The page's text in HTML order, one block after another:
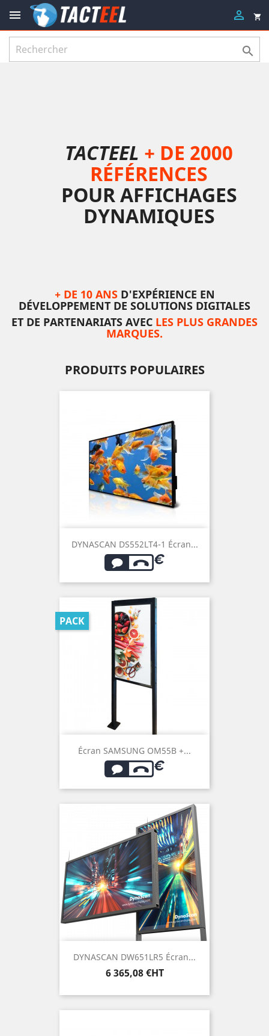
 shopping_cart


TACTEEL + DE 2000
RÉFÉRENCES
POUR AFFICHAGES
DYNAMIQUES
+ DE 10 ANSD'EXPÉRIENCE EN
DÉVELOPPEMENT DE SOLUTIONS DIGITALES
ET DE PARTENARIATS AVEC LES PLUS GRANDES
MARQUES.
PRODUITS POPULAIRES
DYNASCAN DS552LT4-1 Écran...
Écran SAMSUNG OM55B +...
PACK
DYNASCAN DW651LR5 Écran...
Prix
6 365,08 €HT